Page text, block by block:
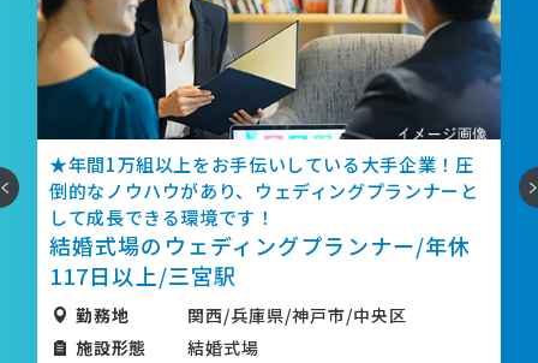
ている大手企業！圧
ディングプランナーと
プランナー/年休
/神戸市/中央区
★事業拡大中の人気企業で働くサ
賞与昇給年2回と頑張りが反映さ
結婚式場のサービススタッ
120日/新神戸駅
施設形態
結婚式場
次